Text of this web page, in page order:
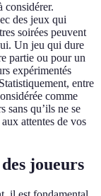
considérer.
des jeux qui
soirées peuvent
Un jeu qui dure
partie ou pour un
expérimentés
entre
comme
sans qu’ils ne se
attentes de vos
joueurs